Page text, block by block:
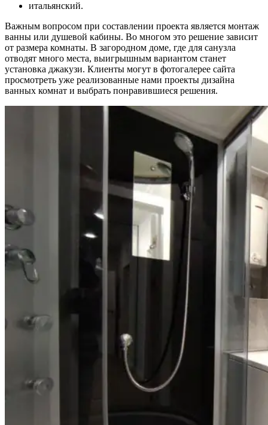
итальянский.
Важным вопросом при составлении проекта является монтаж
ванны или душевой кабины. Во многом это решение зависит
от размера комнаты. В загородном доме, где для санузла
отводят много места, выигрышным вариантом станет
установка джакузи. Клиенты могут в фотогалерее сайта
просмотреть уже реализованные нами проекты дизайна
ванных комнат и выбрать понравившиеся решения.